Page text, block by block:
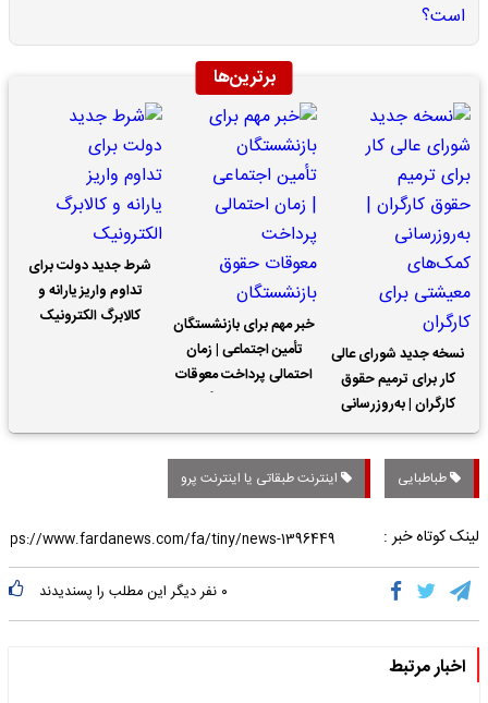
برترین‌ها
نسخه جدید شورای عالی
کار برای ترمیم حقوق
کارگران | به‌روزرسانی
کمک‌های معیشتی برای
کارگران
خبر مهم برای بازنشستگان
تأمین اجتماعی | زمان
احتمالی پرداخت معوقات
شرط جدید دولت برای
تداوم واریز یارانه و
کالابرگ الکترونیک
طباطبایی اینترنت طبقاتی یا اینترنت پرو
لینک کوتاه خبر :
۰ نفر دیگر این مطلب را پسندیدند
اخبار مرتبط